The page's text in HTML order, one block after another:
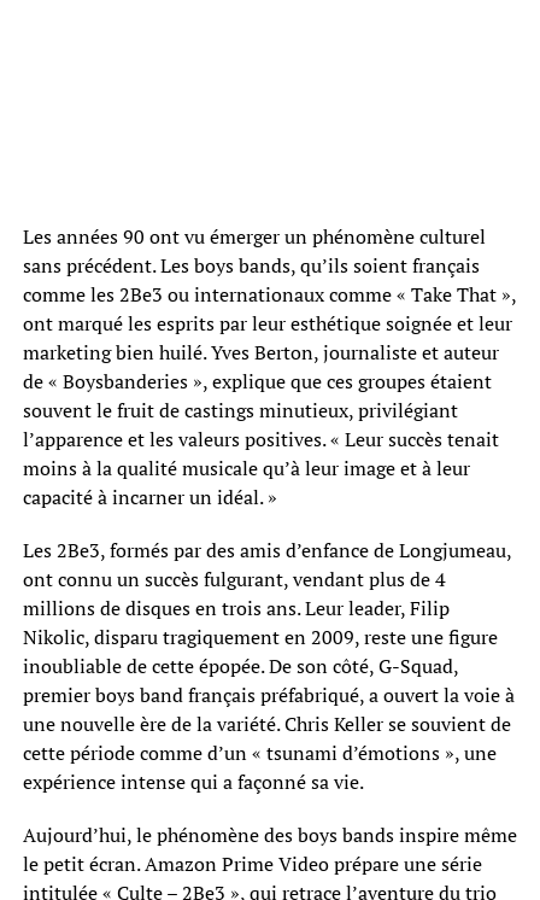
Les années 90 ont vu émerger un phénomène culturel
sans précédent. Les boys bands, qu’ils soient français
comme les 2Be3 ou internationaux comme « Take That »,
ont marqué les esprits par leur esthétique soignée et leur
marketing bien huilé. Yves Berton, journaliste et auteur
de « Boysbanderies », explique que ces groupes étaient
souvent le fruit de castings minutieux, privilégiant
l’apparence et les valeurs positives. « Leur succès tenait
moins à la qualité musicale qu’à leur image et à leur
capacité à incarner un idéal. »
Les 2Be3, formés par des amis d’enfance de Longjumeau,
ont connu un succès fulgurant, vendant plus de 4
millions de disques en trois ans. Leur leader, Filip
Nikolic, disparu tragiquement en 2009, reste une figure
inoubliable de cette épopée. De son côté, G-Squad,
premier boys band français préfabriqué, a ouvert la voie à
une nouvelle ère de la variété. Chris Keller se souvient de
cette période comme d’un « tsunami d’émotions », une
expérience intense qui a façonné sa vie.
Aujourd’hui, le phénomène des boys bands inspire même
le petit écran. Amazon Prime Video prépare une série
intitulée « Culte – 2Be3 », qui retrace l’aventure du trio